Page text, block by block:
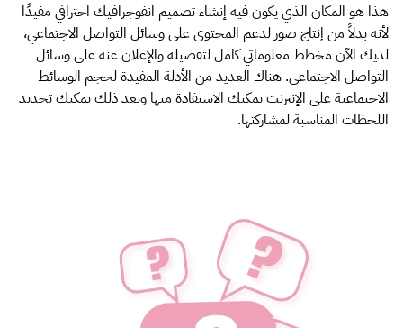
هذا هو المكان الذي يكون فيه إنشاء تصميم انفوجرافيك احترافي مفيدًا
لأنه بدلاً من إنتاج صور لدعم المحتوى على وسائل التواصل الاجتماعي،
لديك الآن مخطط معلوماتي كامل لتفصيله والإعلان عنه على وسائل
التواصل الاجتماعي. هناك العديد من الأدلة المفيدة لحجم الوسائط
الاجتماعية على الإنترنت يمكنك الاستفادة منها وبعد ذلك يمكنك تحديد
اللحظات المناسبة لمشاركتها.